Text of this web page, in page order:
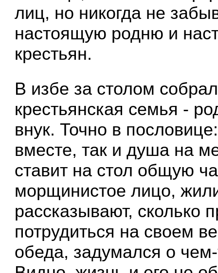
лиц, но никогда не
настоящую родню и
крестьян.
В избе за столом
крестьянская семья -
внук. Точно в
вместе, так и душа на
ставит на стол общую
морщинистое лицо,
рассказывают, сколько
потрудиться на своем
обеда, задумался о чем-